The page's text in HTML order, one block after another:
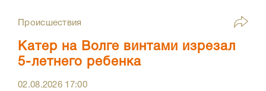
Происшествия
Катер на Волге винтами изрезал
5-летнего ребенка
02.08.2026 17:00